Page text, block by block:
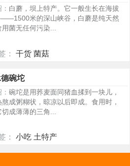
白蘑，坝上特产。它一般生长在海拔
米的深山峡谷，白蘑是纯天然
用菌无任何污染...
： 干货 菌菇
碗坨
碗坨是用荞麦面同猪血揉到一块儿，
熬成粥糊状，晾凉以后即成。食用时，
成薄薄的三角...
： 小吃 土特产
374